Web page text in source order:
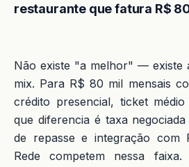
restaurante que fatura R$
Não existe "a melhor" — existe
mix. Para R$ 80 mil mensais
crédito presencial, ticket
que diferencia é taxa
de repasse e integração com
Rede competem nessa